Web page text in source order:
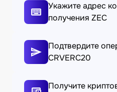
Укажите адрес
получения ZEC
Подтвердите
CRVERC20
Получите